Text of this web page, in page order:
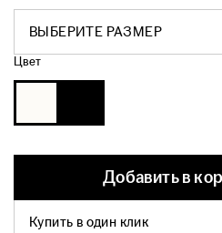
ВЫБЕРИТЕ РАЗМЕР
Цвет
Добавить в
Купить в один клик